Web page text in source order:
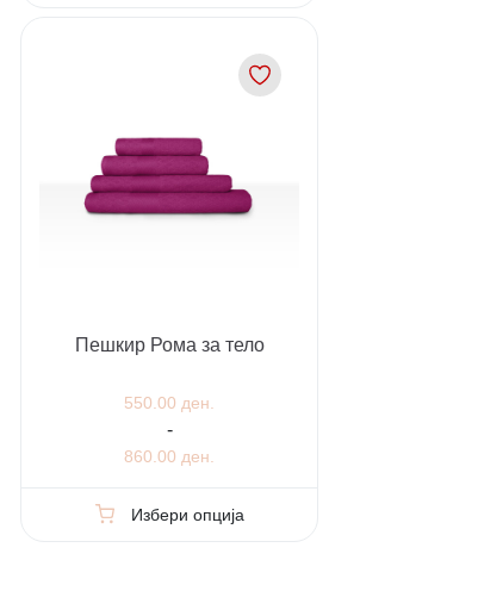
Пешкир Рома за тело
550.00 ден.
-
860.00 ден.
Избери опција